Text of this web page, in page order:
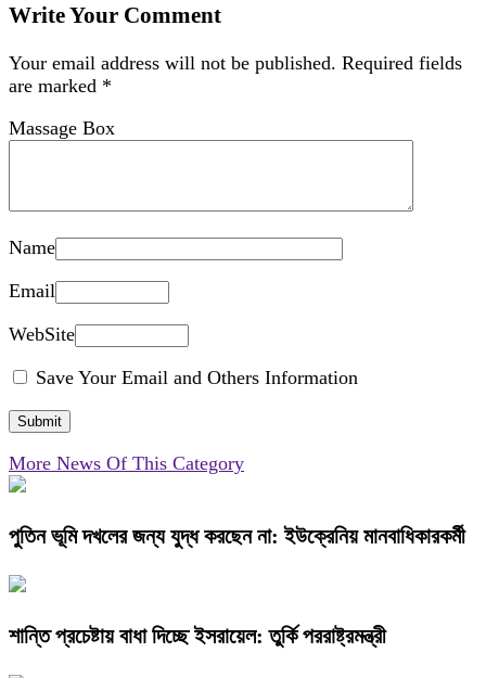
Write Your Comment
Your email address will not be published. Required fields
are marked *
Massage Box
Name
Email
WebSite
Save Your Email and Others Information
More News Of This Category
পুতিন ভূমি দখলের জন্য যুদ্ধ করছেন না: ইউক্রেনিয় মানবাধিকারকর্মী
শান্তি প্রচেষ্টায় বাধা দিচ্ছে ইসরায়েল: তুর্কি পররাষ্ট্রমন্ত্রী